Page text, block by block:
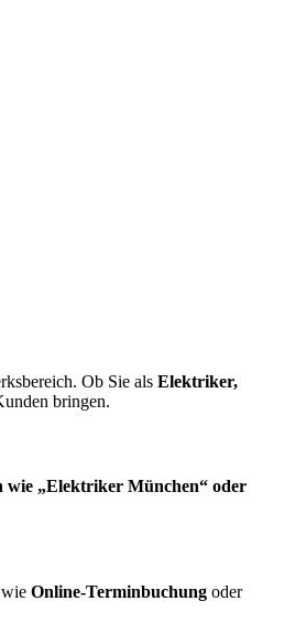
Ob Sie als Elektriker,
bringen.
wie „Elektriker München“ oder
Online-Terminbuchung oder